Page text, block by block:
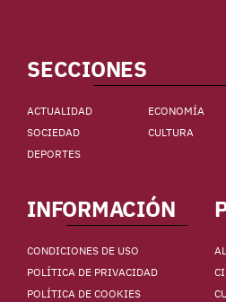
SECCIONES
ACTUALIDAD
ECONOMÍA
SOCIEDAD
CULTURA
DEPORTES
INFORMACIÓN
CONDICIONES DE USO
POLÍTICA DE PRIVACIDAD
POLÍTICA DE COOKIES